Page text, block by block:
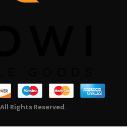
Rights Reserved.